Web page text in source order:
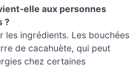
elle aux personnes
?
les ingrédients. Les bouchées
de cacahuète, qui peut
chez certaines